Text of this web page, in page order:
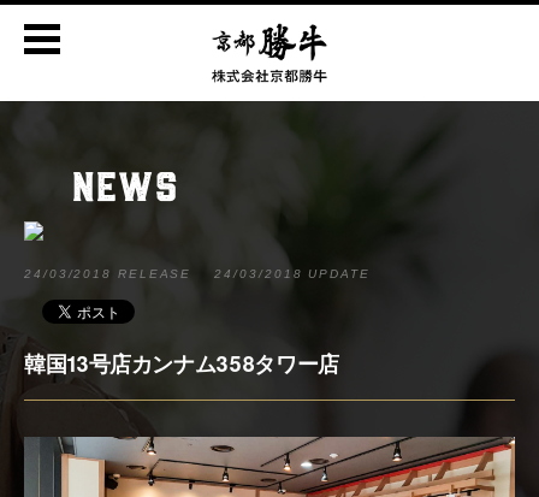
NEWS
24/03/2018 RELEASE 24/03/2018 UPDATE
韓国13号店カンナム358タワー店